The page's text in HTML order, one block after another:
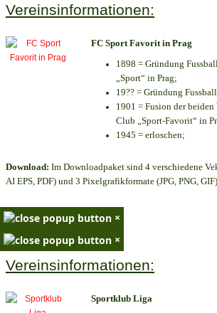
Vereinsinformationen:
FC Sport Favorit in Prag
1898 = Gründung
„Sport“ in Prag;
19?? = Gründung
1901 = Fusion der beiden
Club „Sport-Favorit“ in
1945 = erloschen;
Download: Im Downloadpaket sind 4 verschiedene
AI EPS, PDF) und 3 Pixelgrafikformate (JPG, PNG,
×
×
Vereinsinformationen:
Sportklub Liga